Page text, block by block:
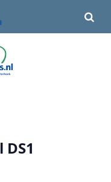
15° / 24°
DS1